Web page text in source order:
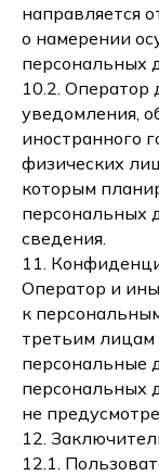
направляется
о намерении
персональных
10.2. Оператор
уведомления,
иностранного
физических
которым
персональных
сведения.
11.
Оператор и
к
третьим лицам
персональные
персональных
не
12.
12.1.